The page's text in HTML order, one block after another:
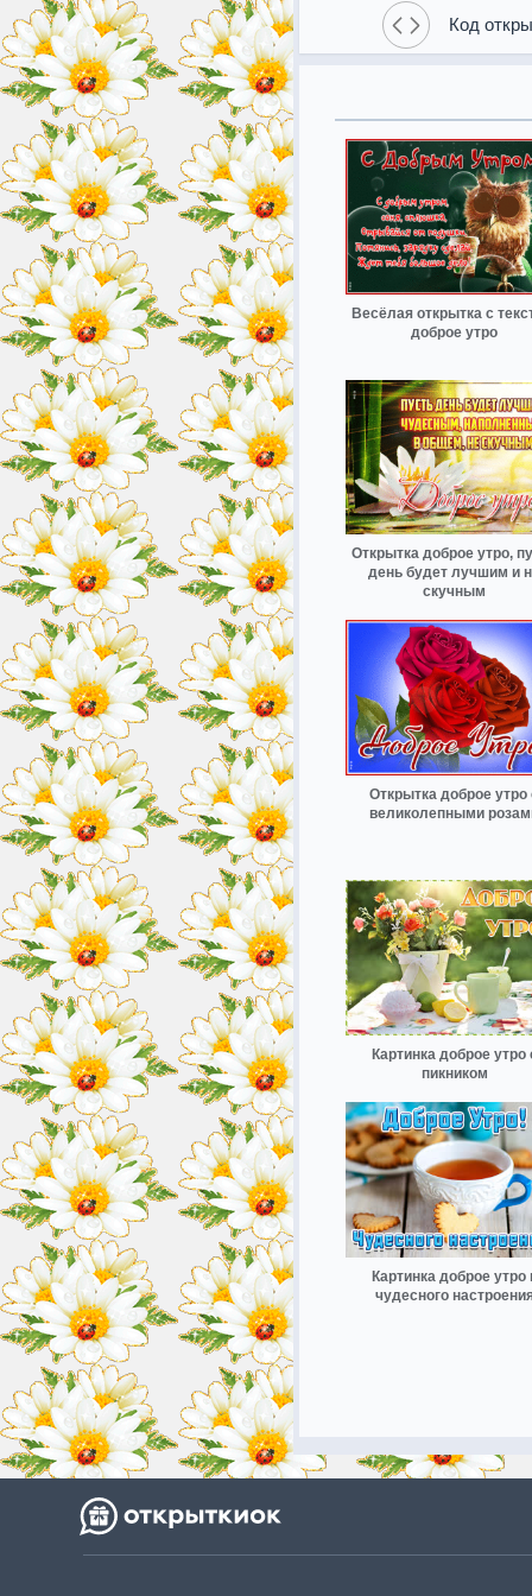
Код
Весёлая открытка с
доброе утро
Открытка доброе утро,
день будет лучшим и
скучным
Открытка доброе утро
великолепными
Картинка доброе утро
пикником
Картинка доброе утро
чудесного